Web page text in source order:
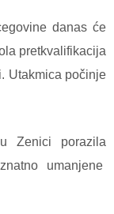
danas će
pretkvalifikacija
Utakmica počinje
Zenici porazila
umanjene